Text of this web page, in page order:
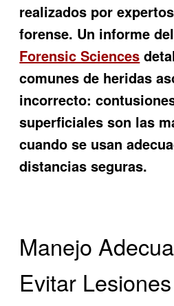
realizados por
forense. Un informe
Forensic Sciences
comunes de heridas
incorrecto:
superficiales son las
cuando se usan
distancias seguras.
Manejo
Evitar Lesiones